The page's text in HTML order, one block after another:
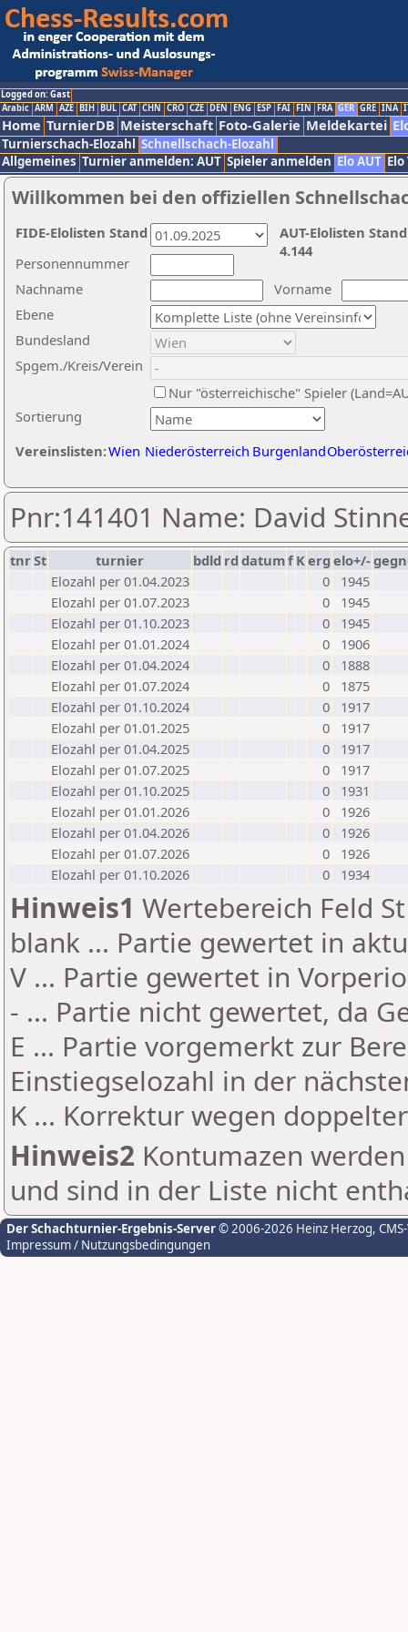
Logged on: Gast
Arabic ARM AZE BIH BUL CAT CHN CRO CZE DEN ENG ESP FAI FIN FRA GER GRE INA
Home TurnierDB Meisterschaft Foto-Galerie Meldekartei
Turnierschach-Elozahl Schnellschach-Elozahl
Allgemeines Turnier anmelden: AUT Spieler anmelden Elo AUT
Willkommen bei den offiziellen
Nachname
Vorname
Ebene
Sortierung
Personennummer
Bundesland
Spgem./Kreis/Verein
Nur "österreichische" Spieler
Vereinslisten:Wien Niederösterreich Burgenland
AUT-Elolisten
4.144
FIDE-Elolisten Stand
Pnr:141401 Name: David
tnrSt turnier bdld rd datumf Kerg elo+/-
Elozahl per 01.04.2023
0
1945
Elozahl per 01.07.2023
0
1945
Elozahl per 01.10.2023
0
1945
Elozahl per 01.01.2024
0
1906
Elozahl per 01.04.2024
0
1888
Elozahl per 01.07.2024
0
1875
Elozahl per 01.10.2024
0
1917
Elozahl per 01.01.2025
0
1917
Elozahl per 01.04.2025
0
1917
Elozahl per 01.07.2025
0
1917
Elozahl per 01.10.2025
0
1931
Elozahl per 01.01.2026
0
1926
Elozahl per 01.04.2026
0
1926
Elozahl per 01.07.2026
0
1926
Elozahl per 01.10.2026
0 1934
Hinweis1 Wertebereich Feld
blank ... Partie gewertet in
V ... Partie gewertet in
- ... Partie nicht gewertet, da
E ... Partie vorgemerkt zur
Einstiegselozahl in der
K ... Korrektur wegen
Hinweis2 Kontumazen
und sind in der Liste nicht
Der Schachturnier-Ergebnis-Server© 2006-2026 Heinz Herzog,
Impressum / Nutzungsbedingungen